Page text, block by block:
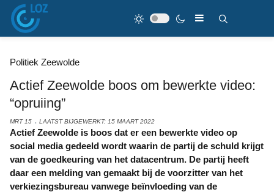
Politiek Zeewolde
Actief Zeewolde boos om bewerkte video:
“opruiing”
MRT 15 LAATST BIJGEWERKT: 15 MAART 2022
Actief Zeewolde is boos dat er een bewerkte video op
social media gedeeld wordt waarin de partij de schuld krijgt
van de goedkeuring van het datacentrum. De partij heeft
daar een melding van gemaakt bij de voorzitter van het
verkiezingsbureau vanwege beïnvloeding van de